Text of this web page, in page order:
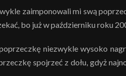
zaimponowali mi swą
bo już w październiku roku
niezwykle wysoko
spojrzeć z dołu, gdyż